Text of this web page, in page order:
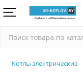
Котлы электрические